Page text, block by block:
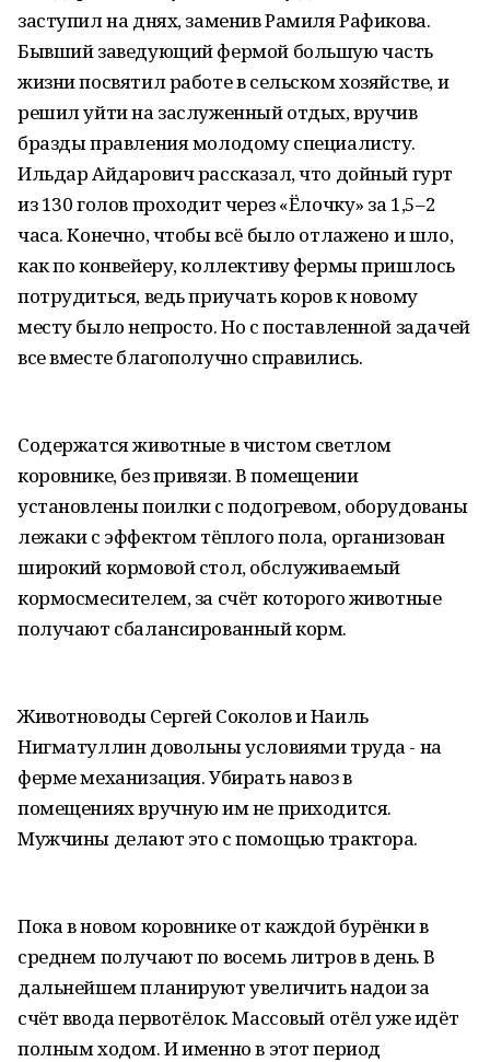
заступил на днях, заменив Рамиля Рафикова.
Бывший заведующий фермой большую часть
жизни посвятил работе в сельском хозяйстве, и
решил уйти на заслуженный отдых, вручив
бразды правления молодому специалисту.
Ильдар Айдарович рассказал, что дойный гурт
из 130 голов проходит через «Ёлочку» за 1,5–2
часа. Конечно, чтобы всё было отлажено и шло,
как по конвейеру, коллективу фермы пришлось
потрудиться, ведь приучать коров к новому
месту было непросто. Но с поставленной задачей
все вместе благополучно справились.
Содержатся животные в чистом светлом
коровнике, без привязи. В помещении
установлены поилки с подогревом, оборудованы
лежаки с эффектом тёплого пола, организован
широкий кормовой стол, обслуживаемый
кормосмесителем, за счёт которого животные
получают сбалансированный корм.
Животноводы Сергей Соколов и Наиль
Нигматуллин довольны условиями труда - на
ферме механизация. Убирать навоз в
помещениях вручную им не приходится.
Мужчины делают это с помощью трактора.
Пока в новом коровнике от каждой бурёнки в
среднем получают по восемь литров в день. В
дальнейшем планируют увеличить надои за
счёт ввода первотёлок. Массовый отёл уже идёт
полным ходом. И именно в этот период